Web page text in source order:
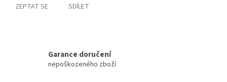
ZEPTAT SE SDÍLET
Garance doručení
nepoškozeného zboží